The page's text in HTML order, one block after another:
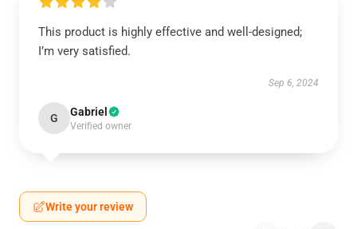
This product is highly effective and well-designed;
I’m very satisfied.
Sep 6, 2024
G Gabriel
Verified owner
Write your review